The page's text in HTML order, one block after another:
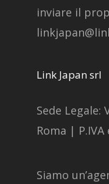
inviare il
Link Japan srl
Sede Legale:
Roma | P.IVA
Siamo